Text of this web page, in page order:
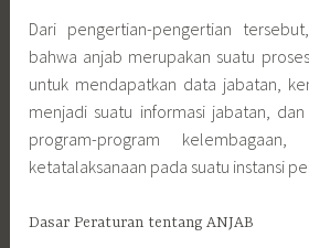
Undang – Undang Nomor 5
Sipil Negara;
Peraturan Menteri
Reformasi Birokrasi Nomor 1
Pedoman Analisis Jabatan dan
Peraturan Menteri Dalam